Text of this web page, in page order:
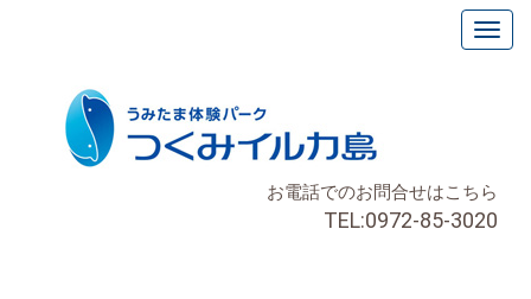
お電話でのお問合せはこちら
TEL:0972-85-3020